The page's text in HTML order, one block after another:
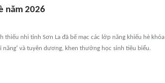
năm 2026
thiếu nhi tỉnh Sơn La đã bế mạc các lớp năng khiếu hè khóa
năng' và tuyên dương, khen thưởng học sinh tiêu biểu.